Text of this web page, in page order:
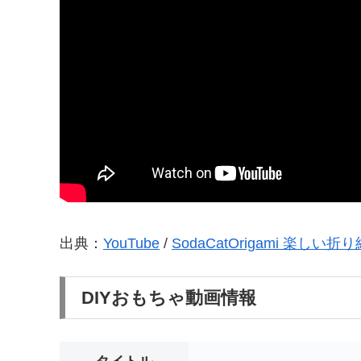
出典： YouTube / SodaCatOrigami 楽しい折り
DIYおもちゃ動画情報